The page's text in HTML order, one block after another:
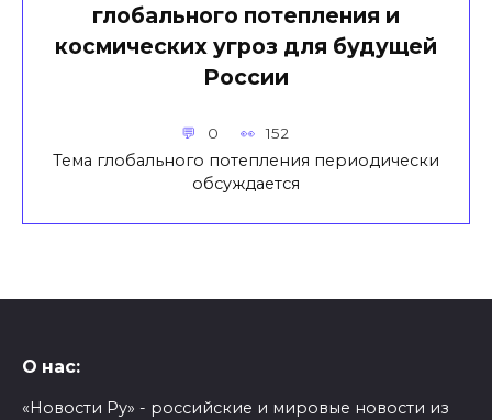
глобального потепления и
космических угроз для будущей
России
0 152
Тема глобального потепления периодически
обсуждается
О нас:
«Новости Ру» - российские и мировые новости из